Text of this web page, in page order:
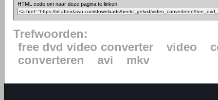
HTML code om naar deze pagina te linken:
Trefwoorden:
free dvd video converter
video
converteren
avi mkv